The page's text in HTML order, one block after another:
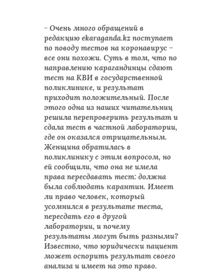
- Очень много обращений в
редакцию ekaraganda.kz поступает
по поводу тестов на коронавирус –
все они похожи. Суть в том, что по
направлению карагандинцы сдают
тест на КВИ в государственной
поликлинике, и результат
приходит положительный. После
этого одна из наших читательниц
решила перепроверить результат и
сдала тест в частной лаборатории,
где он оказался отрицательным.
Женщина обратилась в
поликлинику с этим вопросом, но
ей сообщили, что она не имела
права пересдавать тест: должна
была соблюдать карантин. Имеет
ли право человек, который
усомнился в результате теста,
пересдать его в другой
лаборатории, и почему
результаты могут быть разными?
Известно, что юридически пациент
может оспорить результат своего
анализа и имеет на это право.